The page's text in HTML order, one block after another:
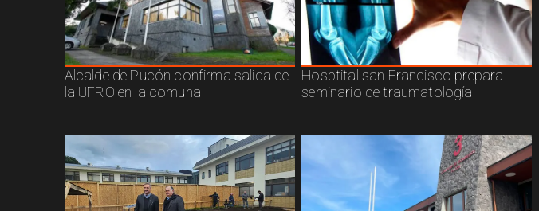
Alcalde de Pucón confirma salida de
la UFRO en la comuna
Hosptital san Francisco prepara
seminario de traumatología